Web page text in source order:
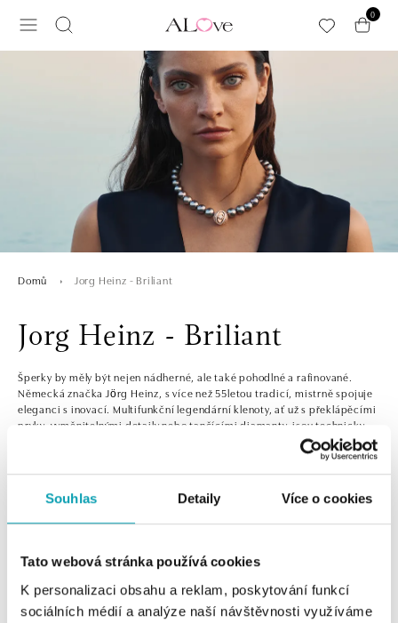
Souhlas Detaily Více o cookies
Tato webová stránka používá cookies
K personalizaci obsahu a reklam, poskytování funkcí
sociálních médií a analýze naší návštěvnosti využíváme
0
Domů Jorg Heinz - Briliant
Jorg Heinz - Briliant
Šperky by měly být nejen nádherné, ale také pohodlné a rafinované.
Německá značka Jörg Heinz, s více než 55letou tradicí, mistrně spojuje
eleganci s inovací. Multifunkční legendární klenoty, ať už s překlápěcími
prvky, vyměnitelnými detaily nebo tančícími diamanty, jsou technicky
dokonalá umělecká díla. Na první pohled okouzlí, na druhý překvapí.
V katalogu nejsou žádné produkty.